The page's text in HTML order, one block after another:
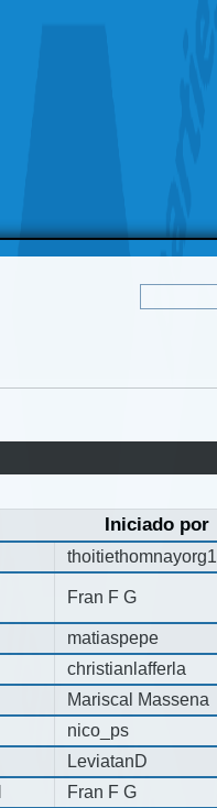
Iniciado por
thoitiethomnayorg1
Fran F G
matiaspepe
christianlafferla
Mariscal Massena
nico_ps
LeviatanD
Fran F G